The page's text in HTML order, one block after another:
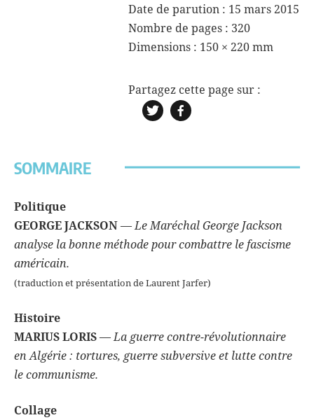
perede
melos
Date de parution : 15 mars 2015
Nombre de pages : 320
Dimensions : 150 × 220 mm
SOMMAIRE
Politique
GEORGE JACKSON—Le Maréchal George Jackson
analyse la bonne méthode pour combattre le fascisme
américain.
(traduction et présentation de Laurent Jarfer)
Histoire
MARIUS LORIS—La guerre contre-révolutionnaire
en Algérie : tortures, guerre subversive et lutte contre
le communisme.
Collage